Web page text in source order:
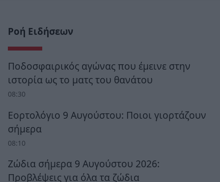
Ροή Ειδήσεων
Ποδοσφαιρικός αγώνας που έμεινε στην
ιστορία ως το ματς του θανάτου
08:30
Εορτολόγιο 9 Αυγούστου: Ποιοι γιορτάζουν
σήμερα
08:10
Ζώδια σήμερα 9 Αυγούστου 2026:
Προβλέψεις για όλα τα ζώδια